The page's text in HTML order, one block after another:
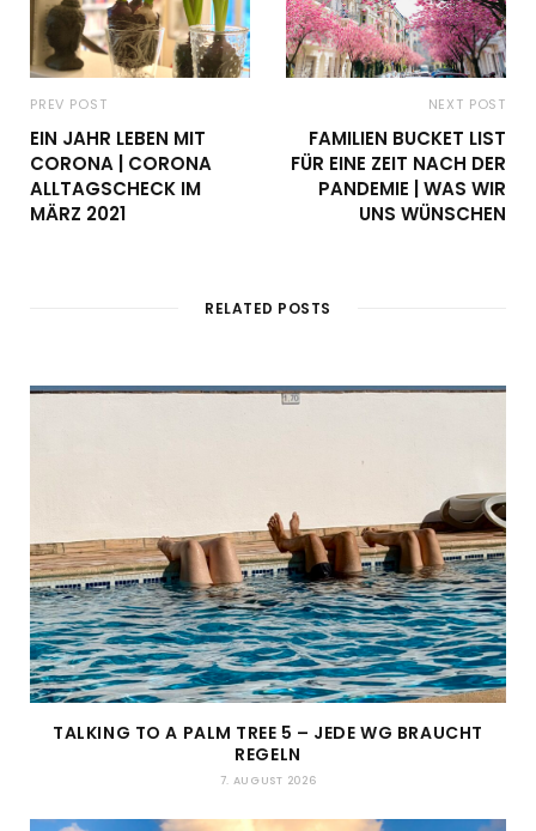
PREV POST
EIN JAHR LEBEN MIT
CORONA | CORONA
ALLTAGSCHECK IM
MÄRZ 2021
NEXT POST
FAMILIEN BUCKET LIST
FÜR EINE ZEIT NACH DER
PANDEMIE | WAS WIR
UNS WÜNSCHEN
RELATED POSTS
TALKING TO A PALM TREE 5 – JEDE WG BRAUCHT
REGELN
7. AUGUST 2026